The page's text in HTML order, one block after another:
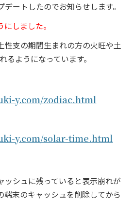
ートしたのでお知らせします。
しました。
性支の期間生まれの方の火旺や土
るようになっています。
y.com/zodiac.html
y.com/solar-time.html
ッシュに残っていると表示崩れが
端末のキャッシュを削除してから